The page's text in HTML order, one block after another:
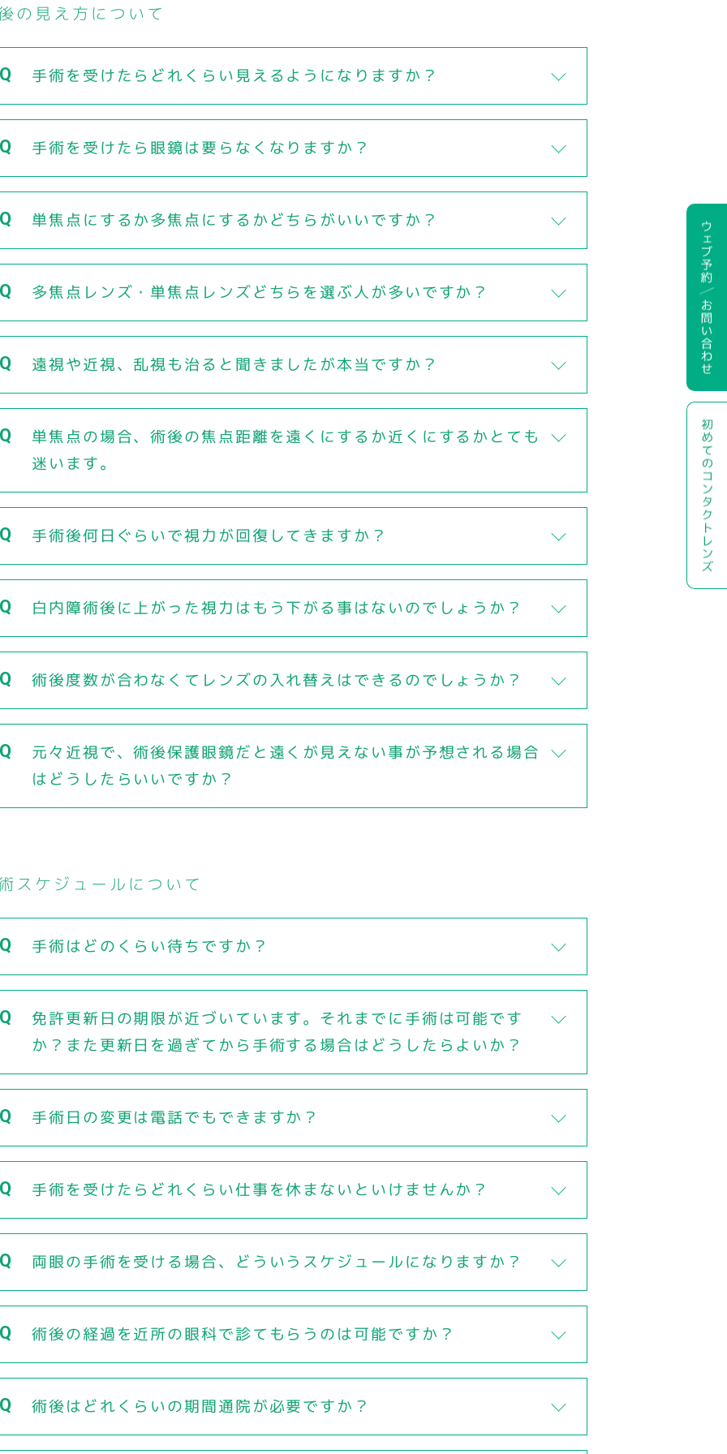
の見え方について
手術を受けたらどれくらい見えるようになりますか？
手術を受けたら眼鏡は要らなくなりますか？
単焦点にするか多焦点にするかどちらがいいですか？
多焦点レンズ・単焦点レンズどちらを選ぶ人が多いですか？
遠視や近視、乱視も治ると聞きましたが本当ですか？
単焦点の場合、術後の焦点距離を遠くにするか近くにするかとても
迷います。
手術後何日ぐらいで視力が回復してきますか？
白内障術後に上がった視力はもう下がる事はないのでしょうか？
術後度数が合わなくてレンズの入れ替えはできるのでしょうか？
元々近視で、術後保護眼鏡だと遠くが見えない事が予想される場合
はどうしたらいいですか？
スケジュールについて
手術はどのくらい待ちですか？
免許更新日の期限が近づいています。それまでに手術は可能です
か？また更新日を過ぎてから手術する場合はどうしたらよいか？
手術日の変更は電話でもできますか？
手術を受けたらどれくらい仕事を休まないといけませんか？
両眼の手術を受ける場合、どういうスケジュールになりますか？
術後の経過を近所の眼科で診てもらうのは可能ですか？
術後はどれくらいの期間通院が必要ですか？